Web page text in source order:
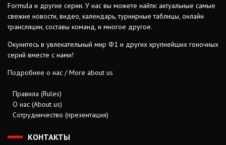
Formula и другие серии. У нас вы можете найти: актуальные самые
свежие новости, видео, календарь, турнирные таблицы, онлайн
трансляции, составы команд, и многое другое.
Окунитесь в увлекательный мир Ф1 и других крупнейших гоночных
серий вместе с нами!
Подробнее о нас / More about us
Правила (Rules)
О нас (About us)
Сотрудничество (презентация)
КОНТАКТЫ